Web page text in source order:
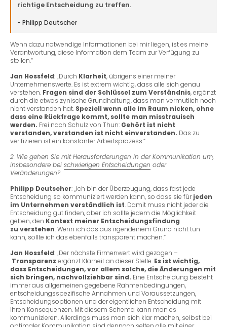
richtige Entscheidung zu treffen.
- Philipp Deutscher
Wenn dazu notwendige Informationen bei mir liegen, ist es meine
Verantwortung, diese Information dem Team zur Verfügung zu
stellen.“
Jan Hossfeld: „Durch Klarheit, übrigens einer meiner
Unternehmenswerte. Es ist extrem wichtig, dass alle sich genau
verstehen. Fragen sind der Schlüssel zum Verständnis, ergänzt
durch die etwas zynische Grundhaltung, dass man vermutlich noch
nicht verstanden hat. Speziell wenn alle im Raum nicken, ohne
dass eine Rückfrage kommt, sollte man misstrauisch
werden. Frei nach Schulz von Thun: Gehört ist nicht
verstanden, verstanden ist nicht einverstanden. Das zu
verifizieren ist ein konstanter Arbeitsprozess.“
2. Wie gehen Sie mit Herausforderungen in der Kommunikation um,
insbesondere bei schwierigen Entscheidungen oder
Veränderungen?
Philipp Deutscher: „Ich bin der Überzeugung, dass fast jede
Entscheidung so kommuniziert werden kann, so dass sie fürjeden
im Unternehmen verständlich ist. Damit muss nicht jeder die
Entscheidung gut finden, aber ich sollte jedem die Möglichkeit
geben, den Kontext meiner Entscheidungsfindung
zu verstehen. Wenn ich das aus irgendeinem Grund nicht tun
kann, sollte ich das ebenfalls transparent machen.“
Jan Hossfeld: „Der nächste Firmenwert wird gezogen –
Transparenz ergänzt Klarheit an dieser Stelle. Es ist wichtig,
dass Entscheidungen, vor allem solche, die Änderungen mit
sich bringen, nachvollziehbar sind. Eine Entscheidung besteht
immer aus allgemeinen gegebene Rahmenbedingungen,
entscheidungsspezifische Annahmen und Voraussetzungen,
Entscheidungsoptionen und der eigentlichen Entscheidung mit
ihren Konsequenzen. Mit diesem Schema kann man es
kommunizieren. Allerdings muss man sich klar machen, selbst bei